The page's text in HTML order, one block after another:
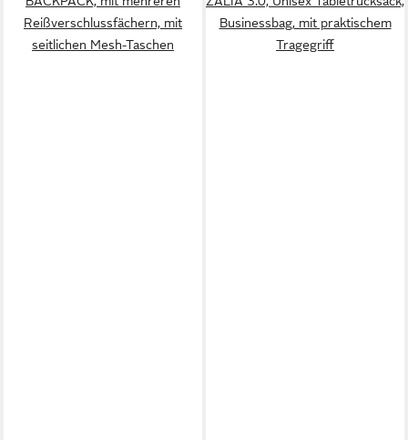
Reißverschlussfächern, mit
seitlichen Mesh-Taschen
Businessbag, mit praktischem
Tragegriff